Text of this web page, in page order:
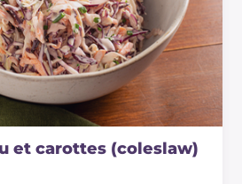
et carottes (coleslaw)